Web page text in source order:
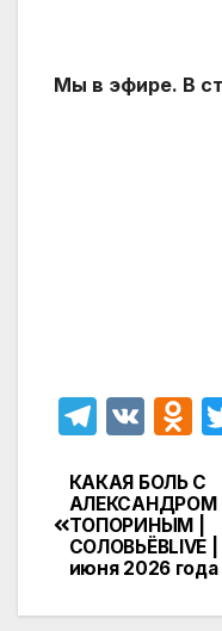
Мы в эфире. В
T
e
gr
a
m
V
O
n
o
kl
a
по
записям
КАКАЯ БОЛЬ С
АЛЕКСАНДРОМ
ТОПОРИНЫМ |
СОЛОВЬЁВLIVE |
июня 2026 года